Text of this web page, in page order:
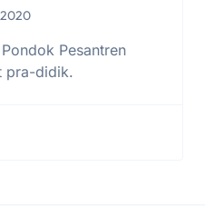
Pesantren
pra-didik.